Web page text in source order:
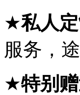
★私人定
服务，
★特别